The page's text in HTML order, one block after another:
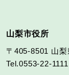
山梨市役所
〒405-8501 山
Tel.0553-22-1111